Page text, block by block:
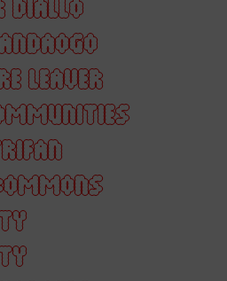
DIALLO
LEAVER